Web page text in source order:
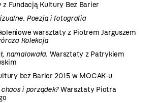
Fundacją Kultury Bez Barier
Poezja i fotografia
warsztaty z Piotrem Jarguszem
Kolekcja
namalowała. Warsztaty z Patrykiem
bez Barier 2015 w MOCAK-u
chaos i porządek?Warsztaty Piotra